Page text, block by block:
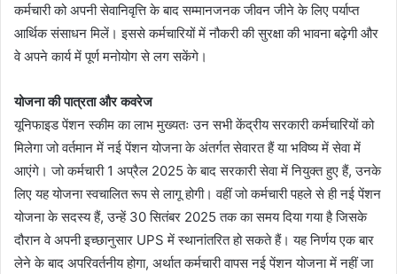
कर्मचारी को अपनी सेवानिवृत्ति के बाद सम्मानजनक जीवन जीने के लिए पर्याप्त
आर्थिक संसाधन मिलें। इससे कर्मचारियों में नौकरी की सुरक्षा की भावना बढ़ेगी और
वे अपने कार्य में पूर्ण मनोयोग से लग सकेंगे।
योजना की पात्रता और कवरेज
यूनिफाइड पेंशन स्कीम का लाभ मुख्यतः उन सभी केंद्रीय सरकारी कर्मचारियों को
मिलेगा जो वर्तमान में नई पेंशन योजना के अंतर्गत सेवारत हैं या भविष्य में सेवा में
आएंगे। जो कर्मचारी 1 अप्रैल 2025 के बाद सरकारी सेवा में नियुक्त हुए हैं, उनके
लिए यह योजना स्वचालित रूप से लागू होगी। वहीं जो कर्मचारी पहले से ही नई पेंशन
योजना के सदस्य हैं, उन्हें 30 सितंबर 2025 तक का समय दिया गया है जिसके
दौरान वे अपनी इच्छानुसार UPS में स्थानांतरित हो सकते हैं। यह निर्णय एक बार
लेने के बाद अपरिवर्तनीय होगा, अर्थात कर्मचारी वापस नई पेंशन योजना में नहीं जा